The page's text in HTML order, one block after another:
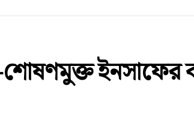
শোষণমুক্ত ইনসাফের